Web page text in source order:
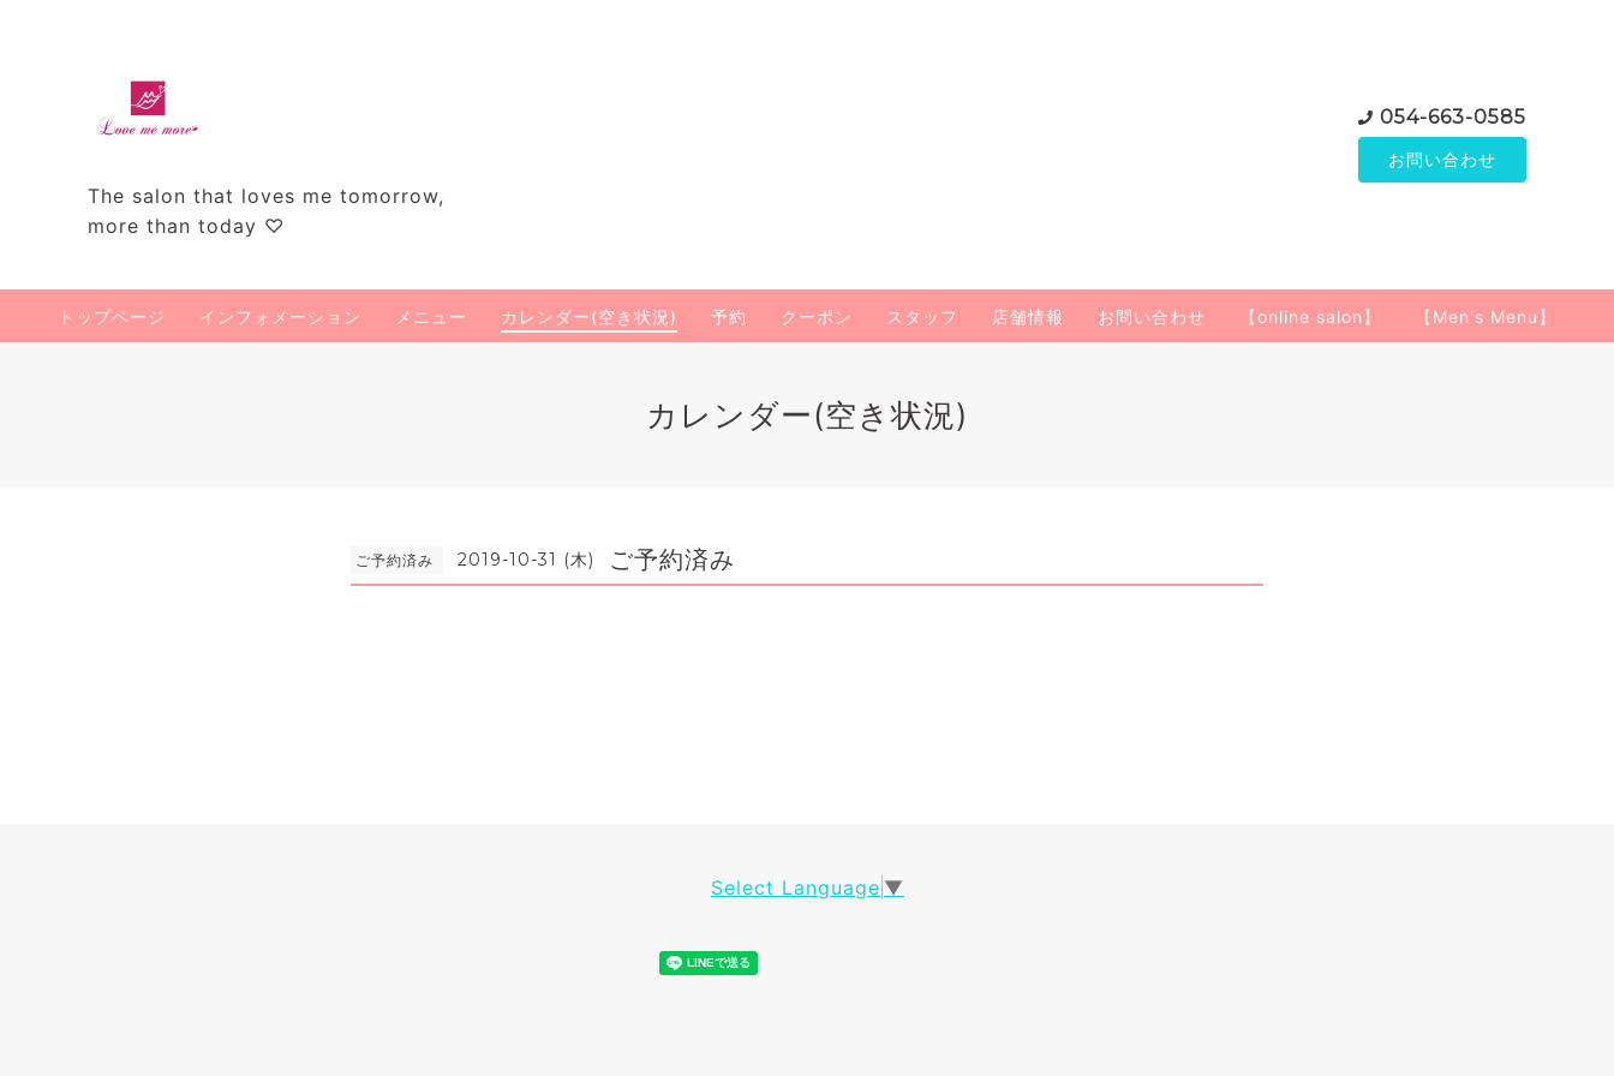
The salon that loves me tomorrow,
more than today ♡
054-663-0585
お問い合わせ
トップページ インフォメーション メニュー カレンダー(空き状況) 予約 クーポン スタッフ 店舗情報 お問い合わせ 【online salon】 【Men's Menu】
カレンダー(空き状況)
ご予約済み 2019-10-31 (木) ご予約済み
Select Language ▼